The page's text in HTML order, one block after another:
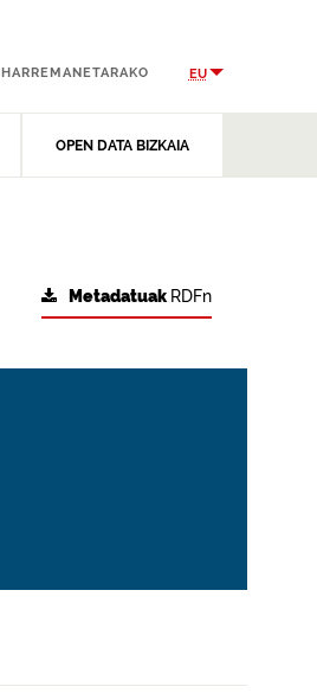
OPEN DATA BIZKAIA
HARREMANETARAKO EU
Metadatuak RDFn